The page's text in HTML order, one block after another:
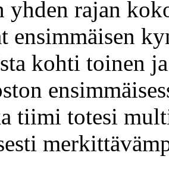
rajan
ensimmäisen
kohti toinen
tiimi totesi